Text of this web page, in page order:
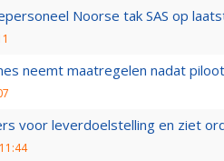
Noorse tak SAS op
neemt maatregelen nadat
voor leverdoelstelling en ziet